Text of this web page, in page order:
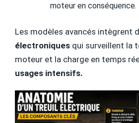
moteur en conséquence.
Les modèles avancés intègrent
électroniques qui surveillent la
moteur et la charge en temps
usages intensifs.